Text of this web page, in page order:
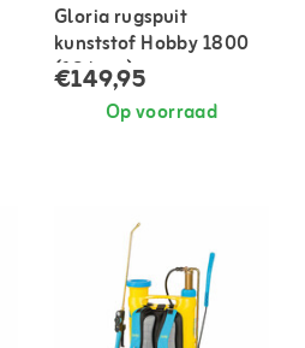
Gloria rugspuit
kunststof Hobby 1800
(18 liter)
€149,95
Op voorraad